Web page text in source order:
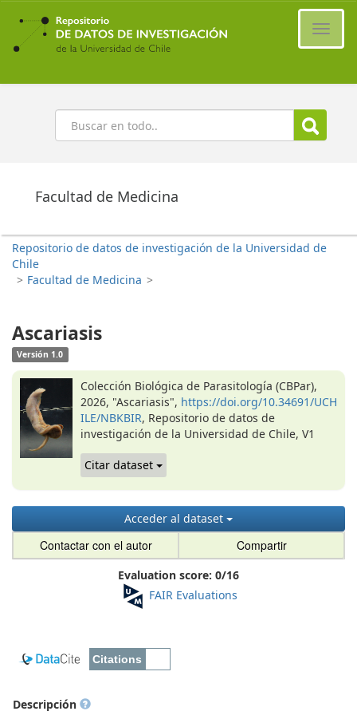
Ir
contenido
principal
Buscar
Facultad de Medicina
Repositorio de datos de investigación de la Universidad de
Chile
> Facultad de Medicina >
Ascariasis
Versión 1.0
Colección Biológica de Parasitología (CBPar),
2026, "Ascariasis", https://doi.org/10.34691/UCH
ILE/NBKBIR, Repositorio de datos de
investigación de la Universidad de Chile, V1
Citar dataset
Acceder al dataset
Contactar con el autor Compartir
Evaluation score: 0/16
FAIR Evaluations
Descripción